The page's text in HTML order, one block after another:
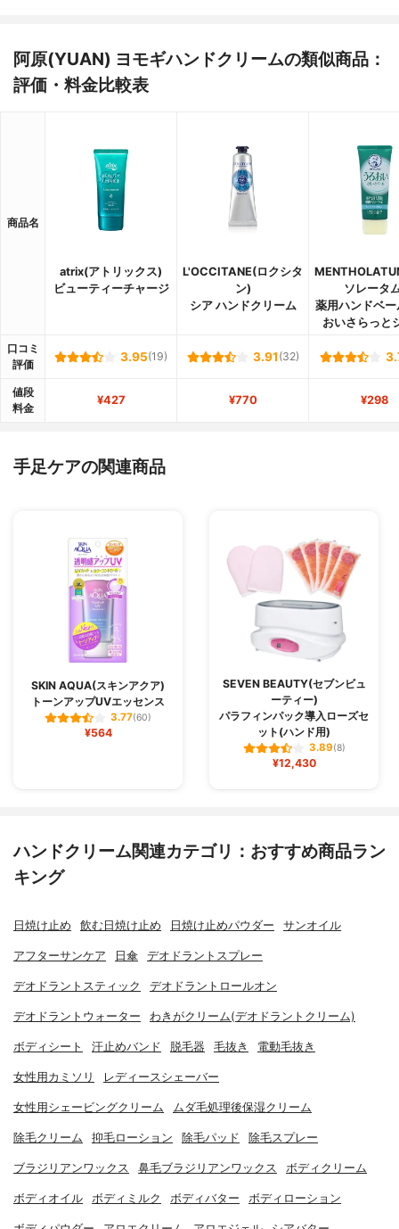
阿原(YUAN) ヨモギハンドクリームの類似商品：
評価・料金比較表
商品名
atrix(アトリックス)
ビューティーチャージ
L'OCCITANE(ロクシタ
ン)
シア ハンドクリーム
ソレータ
薬用ハンドベー
おいさらっと
口コミ
評価
3.95(19) 3.91 (32)
値段
料金
¥427 ¥770 ¥298
手足ケアの関連商品
SKIN AQUA(スキンアクア)
トーンアップUVエッセンス
3.77(60)
¥564
SEVEN BEAUTY(セブンビュ
ーティー)
パラフィンパック導入ローズセ
ット(ハンド用)
3.89(8)
¥12,430
ハンドクリーム関連カテゴリ：おすすめ商品ラン
キング
日焼け止め 飲む日焼け止め 日焼け止めパウダー サンオイル
アフターサンケア 日傘 デオドラントスプレー
デオドラントスティック デオドラントロールオン
デオドラントウォーター わきがクリーム(デオドラントクリーム)
ボディシート 汗止めバンド 脱毛器 毛抜き 電動毛抜き
女性用カミソリ レディースシェーバー
女性用シェービングクリーム ムダ毛処理後保湿クリーム
除毛クリーム 抑毛ローション 除毛パッド 除毛スプレー
ブラジリアンワックス 鼻毛ブラジリアンワックス ボディクリーム
ボディオイル ボディミルク ボディバター ボディローション